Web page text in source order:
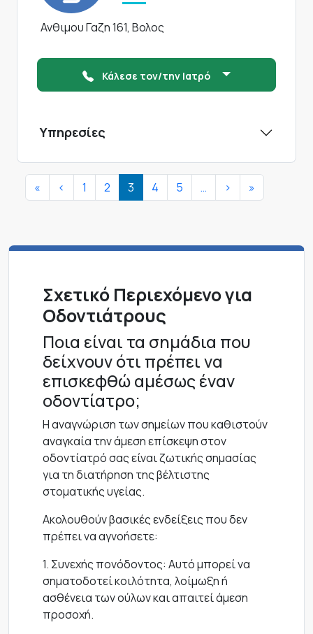
Ανθιμου Γαζη 161, Βολος
Κάλεσε τον/την Ιατρό
Υπηρεσίες
Σελιδοποίηση
« First page
< Προηγούμενη σελίδα
1 2 3 4 5 … > Next page
»
Σχετικό Περιεχόμενο για
Οδοντιάτρους
Ποια είναι τα σημάδια που
δείχνουν ότι πρέπει να
επισκεφθώ αμέσως έναν
οδοντίατρο;
Η αναγνώριση των σημείων που καθιστούν
αναγκαία την άμεση επίσκεψη στον
οδοντίατρό σας είναι ζωτικής σημασίας
για τη διατήρηση της βέλτιστης
στοματικής υγείας.
Ακολουθούν βασικές ενδείξεις που δεν
πρέπει να αγνοήσετε:
1. Συνεχής πονόδοντος: Αυτό μπορεί να
σηματοδοτεί κοιλότητα, λοίμωξη ή
ασθένεια των ούλων και απαιτεί άμεση
προσοχή.